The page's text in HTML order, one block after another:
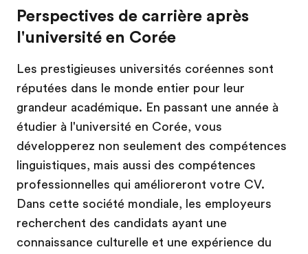
Perspectives de carrière après
l'université en Corée
Les prestigieuses universités coréennes sont
réputées dans le monde entier pour leur
grandeur académique. En passant une année à
étudier à l'université en Corée, vous
développerez non seulement des compétences
linguistiques, mais aussi des compétences
professionnelles qui amélioreront votre CV.
Dans cette société mondiale, les employeurs
recherchent des candidats ayant une
connaissance culturelle et une expérience du